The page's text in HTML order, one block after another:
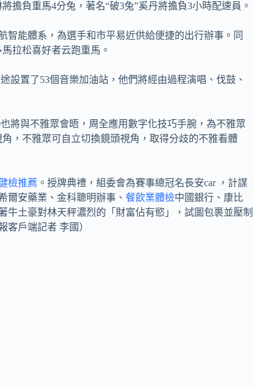
擔負重馬4分兔，著名“破3兔”奚丹將擔負3小時配速員。
能體系，為選手和市平易近供給便捷的出行辦事。同
拉松喜好者云跑重馬。
設置了53個音樂加油站，他們將經由過程演唱、伐鼓、
將與不雅眾會晤，周全應用數字化技巧手腕，為不雅眾
角，不雅眾可自立切換鏡頭視角，取得分歧的不雅看體
檢推薦 。授牌典禮，組委會為賽事總冠名長安car ，計謀
爾安藥業、金科聰明辦事、 餐飲業體檢中國銀行、康比
土豪對林天秤濃烈的「財富佔有慾」，試圖包裹並壓制
戶端記者 李國）